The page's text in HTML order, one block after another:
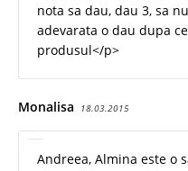
nota sa dau, dau 3, sa
adevarata o dau dupa
produsul</p>
Monalisa 18.03.2015
Andreea, Almina este o